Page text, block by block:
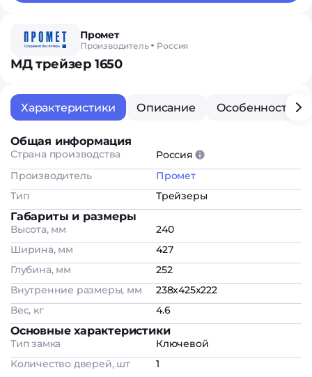
Промет
Производитель Россия
МД трейзер 1650
Характеристики Описание Особенности
Общая информация
Страна производства
Россия
Производитель
Промет
Тип
Трейзеры
Габариты и размеры
Высота, мм
240
Ширина, мм
427
Глубина, мм
252
Внутренние размеры, мм
238x425x222
Вес, кг
4.6
Основные характеристики
Тип замка
Ключевой
Количество дверей, шт
1